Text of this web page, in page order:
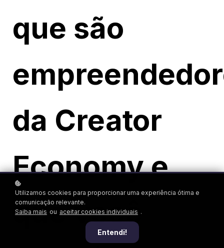
que são
da Creator
Economy e
que você
Utilizamos cookies para proporcionar uma experiência ótima e
comunicação relevante.
Saiba mais ou aceitar cookies individuais .
Entendi!